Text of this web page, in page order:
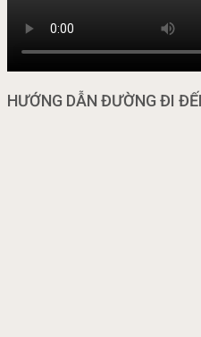
HƯỚNG DẪN ĐƯỜNG ĐI